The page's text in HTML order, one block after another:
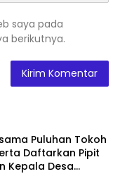
saya pada
berikutnya.
Puluhan Tokoh
Daftarkan Pipit
Kepala Desa